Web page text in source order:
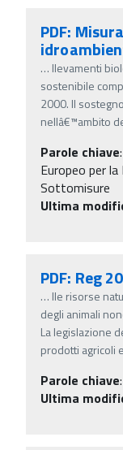
PDF:
… llevamenti
sostenibile
2000. Il
nellâ€™ambito
Parole chiave:
Europeo per
Sottomisure
Ultima
PDF: Reg
… lle risorse
degli animali
La legislazione
prodotti agricoli
Parole chiave:
Ultima